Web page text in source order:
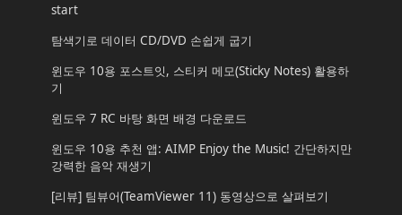
start
탐색기로 데이터 CD/DVD 손쉽게 굽기
윈도우 10용 포스트잇, 스티커 메모(Sticky Notes) 활용하
기
윈도우 7 RC 바탕 화면 배경 다운로드
윈도우 10용 추천 앱: AIMP Enjoy the Music! 간단하지만
강력한 음악 재생기
[리뷰] 팀뷰어(TeamViewer 11) 동영상으로 살펴보기